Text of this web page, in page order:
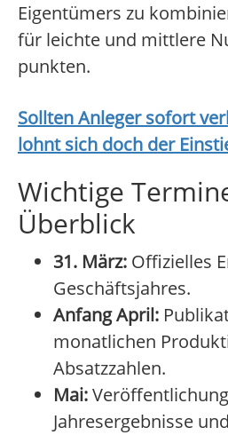
Eigentümers zu
für leichte und mittlere
punkten.
Sollten Anleger sofort
lohnt sich doch der
Wichtige
Überblick
31. März: Offizielles
Geschäftsjahres.
Anfang April:
monatlichen
Absatzzahlen.
Mai:
Jahresergebnisse